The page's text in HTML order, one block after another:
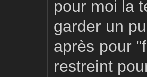
pour moi la
garder un
après pour
restreint